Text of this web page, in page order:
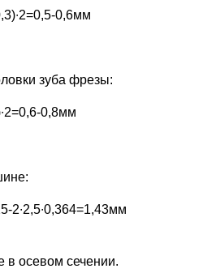
0,6мм
зуба фрезы:
0,8мм
2∙2,5∙0,364=1,43мм
осевом сечении.